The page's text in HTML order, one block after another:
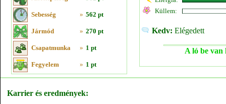
Sebesség » 562 pt
Jármód » 270 pt
Csapatmunka » 1 pt
Fegyelem » 1 pt
Küllem:
Kedv: Elégedett
A ló be van
Karrier és eredmények: